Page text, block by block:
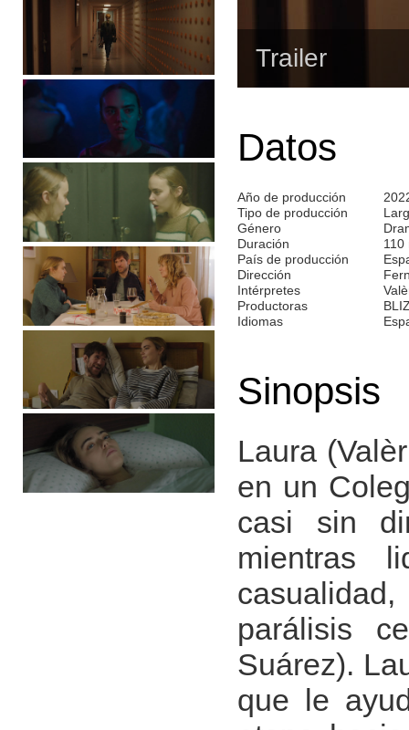
Trailer
Datos
Año de producción
Tipo de producción
Género
Duración
110
País de producción
Dirección
Intérpretes
Productoras
Idiomas
Sinopsis
Laura
en un
casi sin
mientras
parálisis
Suárez).
que le